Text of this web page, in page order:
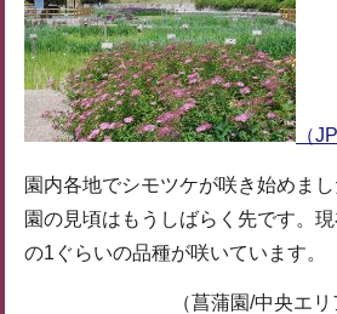
（
園内各地でシモツケが咲き始めま
園の見頃はもうしばらく先です。
の1ぐらいの品種が咲いています。
（菖蒲園/中央エリ